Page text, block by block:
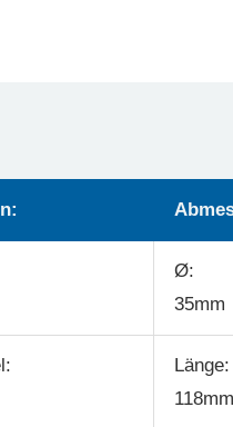
Ø:
35mm
Länge:
118mm